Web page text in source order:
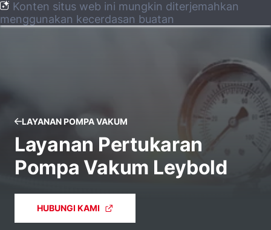
Konten situs web ini mungkin diterjemahkan
menggunakan kecerdasan buatan
LAYANAN POMPA VAKUM
Layanan Pertukaran
Pompa Vakum Leybold
HUBUNGI KAMI